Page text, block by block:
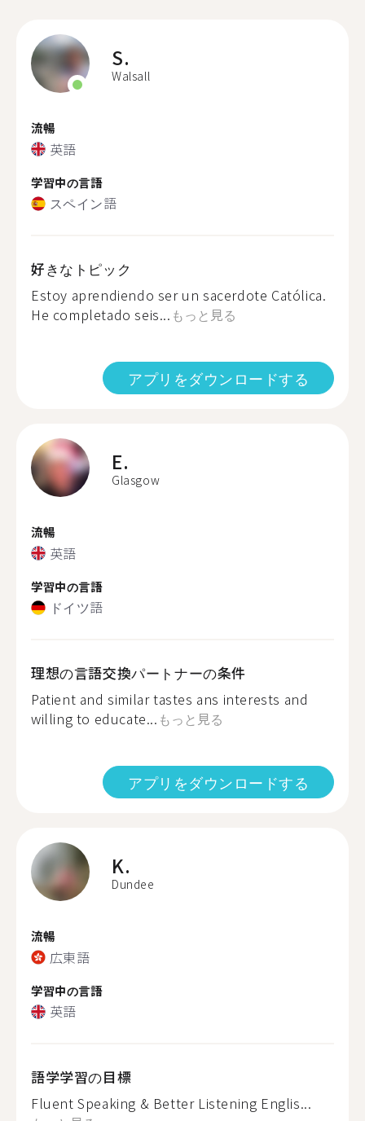
S.
Walsall
流暢
英語
学習中の言語
スペイン語
好きなトピック
Estoy aprendiendo ser un sacerdote Católica.
He completado seis... もっと見る
アプリをダウンロードする
E.
Glasgow
流暢
英語
学習中の言語
ドイツ語
理想の言語交換パートナーの条件
Patient and similar tastes ans interests and
willing to educate... もっと見る
アプリをダウンロードする
K.
Dundee
流暢
広東語
学習中の言語
英語
語学学習の目標
Fluent Speaking & Better Listening Englis...